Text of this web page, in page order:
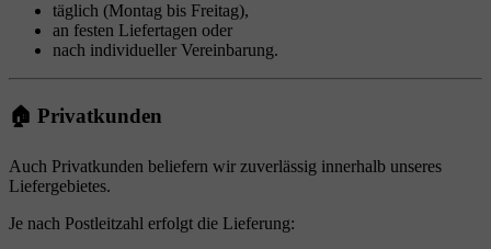
täglich (Montag bis Freitag),
an festen Liefertagen oder
nach individueller Vereinbarung.
🏠 Privatkunden
Auch Privatkunden beliefern wir zuverlässig innerhalb unseres
Liefergebietes.
Je nach Postleitzahl erfolgt die Lieferung: